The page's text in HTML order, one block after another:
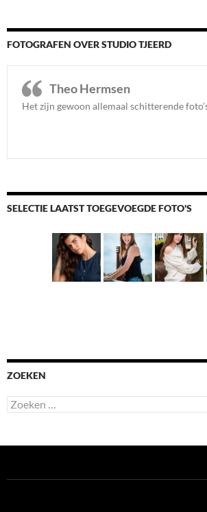
FOTOGRAFEN OVER STUDIO TJEERD
Theo Hermsen
Het zijn gewoon allemaal schitterende
SELECTIE LAATST TOEGEVOEGDE FOTO'S
ZOEKEN
Zoeken
naar: